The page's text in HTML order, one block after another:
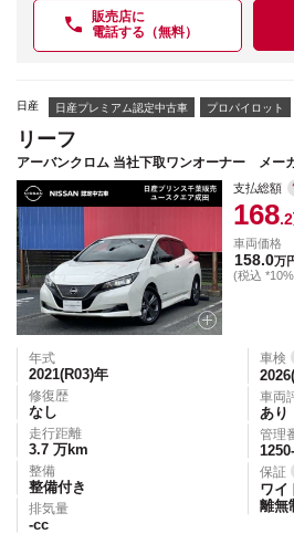
販売店に
電話する（無料）
日産 日産プレミアム認定中古車 プロパイロット
リーフ
アーバンクロム 当社下取ワンオーナー メー
支払総額
168.2
車両価格
158.0万
(税込
年式
2021(R03)年
修復歴
なし
走行距離
3.7 万km
整備
整備付き
排気量
-cc
車検
車両
あり
管理
保証
ワイ
離無